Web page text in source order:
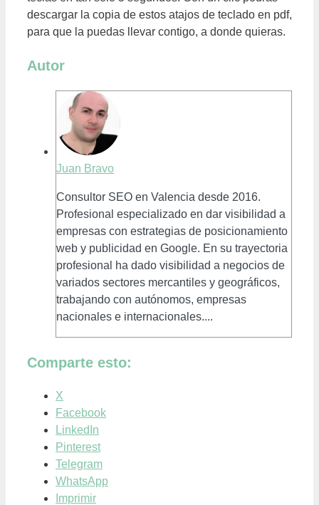
descargar la copia de estos atajos de teclado en pdf,
para que la puedas llevar contigo, a donde quieras.
Autor
Juan Bravo
Consultor SEO en Valencia desde 2016.
Profesional especializado en dar visibilidad a
empresas con estrategias de posicionamiento
web y publicidad en Google. En su trayectoria
profesional ha dado visibilidad a negocios de
variados sectores mercantiles y geográficos,
trabajando con autónomos, empresas
nacionales e internacionales....
Comparte esto:
X
Facebook
LinkedIn
Pinterest
Telegram
WhatsApp
Imprimir